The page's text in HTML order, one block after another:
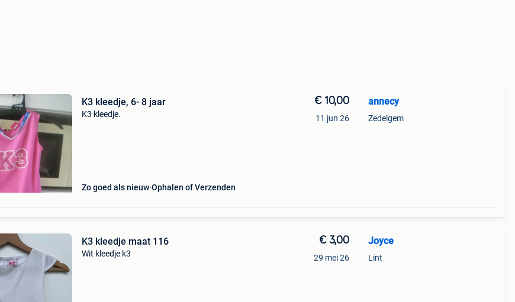
K3 kleedje, 6- 8 jaar
K3 kleedje.
Zo goed als nieuw Ophalen of Verzenden
€ 10,00
11 jun 26
annecy
Zedelgem
K3 kleedje maat 116
Wit kleedje k3
€ 3,00
29 mei 26
Joyce
Lint